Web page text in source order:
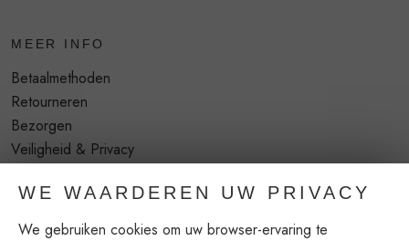
MEER INFO
Betaalmethoden
Retourneren
Bezorgen
Veiligheid & Privacy
NIEUWSBRIEF
WE WAARDEREN UW PRIVACY
We gebruiken cookies om uw browser-ervaring te